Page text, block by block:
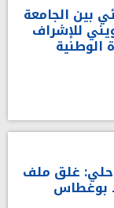
بين الجامعة
للإشراف
الوطنية
غلق ملف
بوغطاس